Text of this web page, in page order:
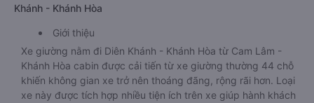
Khánh - Khánh Hòa
Giới thiệu
Xe giường nằm đi Diên Khánh - Khánh Hòa từ Cam Lâm -
Khánh Hòa cabin được cải tiến từ xe giường thường 44 chỗ
khiến không gian xe trở nên thoáng đãng, rộng rãi hơn. Loại
xe này được tích hợp nhiều tiện ích trên xe giúp hành khách